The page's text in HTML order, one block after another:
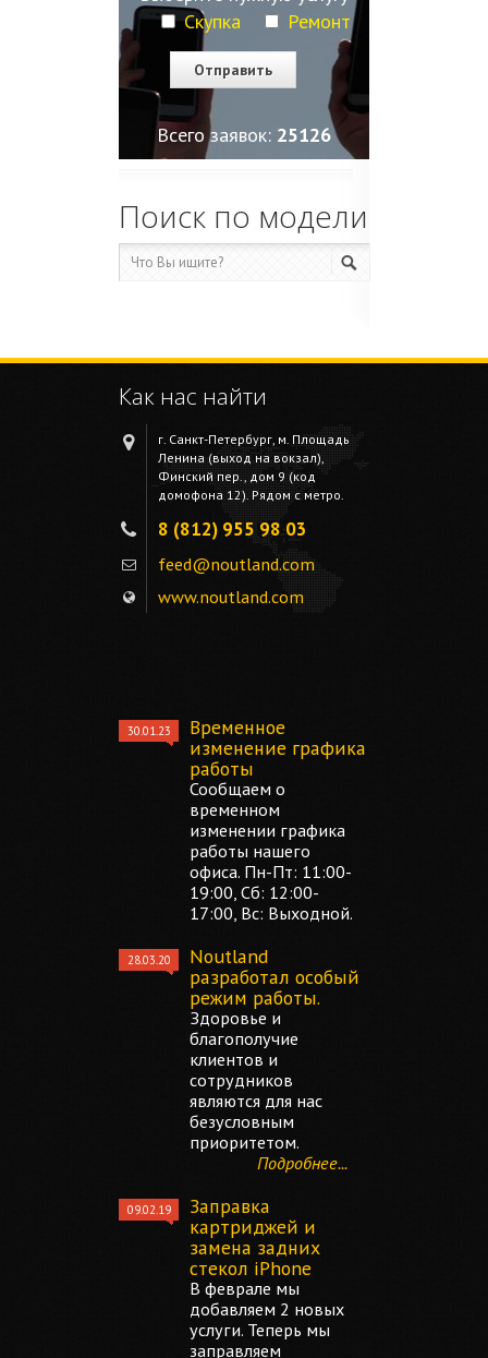
Скупка
Ремонт
Всего заявок: 25127
Поиск по модели
Как нас найти
г. Санкт-Петербург, м. Площадь
Ленина (выход на вокзал),
Финский пер., дом 9 (код
домофона 12). Рядом с метро.
8 (812) 955 98 03
feed@noutland.com
www.noutland.com
30.01.23
Временное
изменение графика
работы
Сообщаем о
временном
изменении графика
работы нашего
офиса. Пн-Пт: 11:00-
19:00, Сб: 12:00-
17:00, Вс: Выходной.
28.03.20
Noutland
разработал особый
режим работы.
Здоровье и
благополучие
клиентов и
сотрудников
являются для нас
безусловным
приоритетом.
Подробнее...
09.02.19
Заправка
картриджей и
замена задних
стекол iPhone
В феврале мы
добавляем 2 новых
услуги. Теперь мы
заправляем